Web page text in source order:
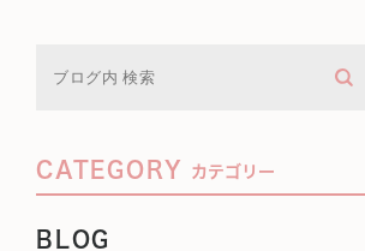
CATEGORY カテゴリー
BLOG